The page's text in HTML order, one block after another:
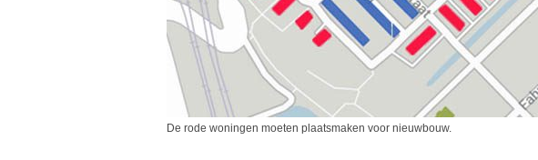
De rode woningen moeten plaatsmaken voor nieuwbouw.